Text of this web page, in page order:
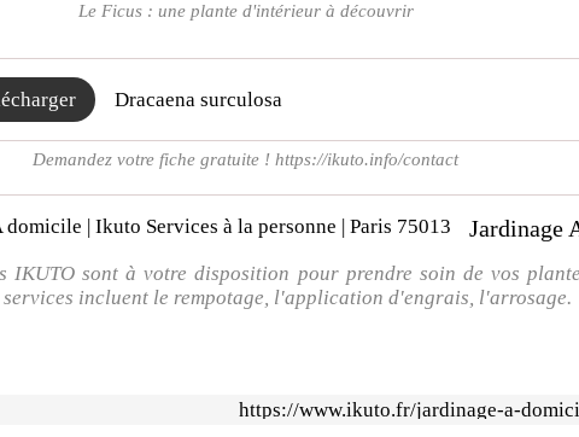
Le Ficus : une plante d'intérieur à découvrir
Dracaena surculosa
Demandez votre fiche gratuite ! https://ikuto.info/contact
IKUTO sont à votre disposition pour prendre soin de vos
incluent le rempotage, l'application d'engrais, l'arrosage.
https://www.ikuto.fr/jardinage-a-